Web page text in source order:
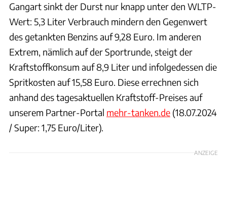
Gangart sinkt der Durst nur knapp unter den WLTP-
Wert: 5,3 Liter Verbrauch mindern den Gegenwert
des getankten Benzins auf 9,28 Euro. Im anderen
Extrem, nämlich auf der Sportrunde, steigt der
Kraftstoffkonsum auf 8,9 Liter und infolgedessen die
Spritkosten auf 15,58 Euro. Diese errechnen sich
anhand des tagesaktuellen Kraftstoff-Preises auf
unserem Partner-Portal mehr-tanken.de (18.07.2024
/ Super: 1,75 Euro/Liter).
ANZEIGE